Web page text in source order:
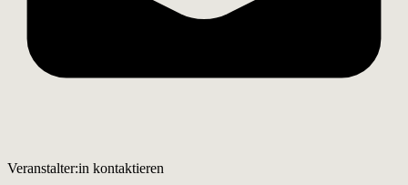
Veranstalter:in kontaktieren